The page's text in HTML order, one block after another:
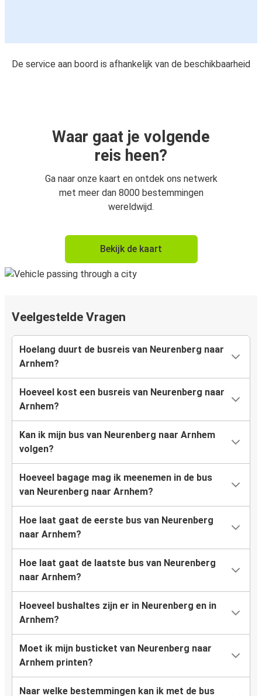
De service aan boord is afhankelijk van de beschikbaarheid
Waar gaat je volgende
reis heen?
Ga naar onze kaart en ontdek ons netwerk
met meer dan 8000 bestemmingen
wereldwijd.
Bekijk de kaart
Veelgestelde Vragen
Hoelang duurt de busreis van Neurenberg naar
Arnhem?
Hoeveel kost een busreis van Neurenberg naar
Arnhem?
Kan ik mijn bus van Neurenberg naar Arnhem
volgen?
Hoeveel bagage mag ik meenemen in de bus
van Neurenberg naar Arnhem?
Hoe laat gaat de eerste bus van Neurenberg
naar Arnhem?
Hoe laat gaat de laatste bus van Neurenberg
naar Arnhem?
Hoeveel bushaltes zijn er in Neurenberg en in
Arnhem?
Moet ik mijn busticket van Neurenberg naar
Arnhem printen?
Naar welke bestemmingen kan ik met de bus